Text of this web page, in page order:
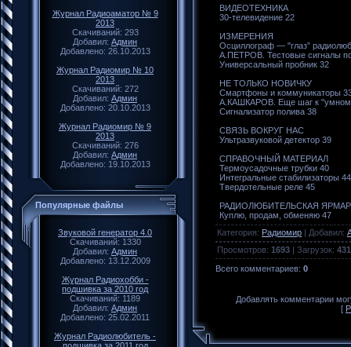
Журнал Радиоаматор № 9
2013
Скачиваний: 293
Добавил: Админ
Добавлено: 26.10.2013
Журнал Радиомир № 10
2013
Скачиваний: 272
Добавил: Админ
Добавлено: 20.10.2013
Журнал Радиомир № 9
2013
Скачиваний: 276
Добавил: Админ
Добавлено: 19.10.2013
Популярные файлы
Звуковой генератор 4.0
Скачиваний: 1330
Добавил: Админ
Добавлено: 13.12.2009
Журнал Радиохобби -
подшивка за 2010 год
Скачиваний: 1189
Добавил: Админ
Добавлено: 25.02.2011
Журнал Радиолюбитель -
ВИДЕОТЕХНИКА
30-телевидение 22
ИЗМЕРЕНИЯ
Осциллограф — "глаз”
А.ПЕТРОВ. Тестовые сигналы
Универсальный пробник 32
НЕ ТОЛЬКО НОВИЧКУ
Смартфоны и коммуникаторы
А.КАШКАРОВ. Еще шаг к
Сигнализатор полива 38
СВЯЗЬ ВОКРУГ НАС
Ультразвуковой детектор 39
СПРАВОЧНЫЙ МАТЕРИАЛ
Термоусадочные трубки 40
Интегральные стабилизаторы 44
Твердотельные реле 45
РАДИОЛЮБИТЕЛЬСКАЯ
Куплю, продам, обменяю 47
Категория: Радиомир | Добавил:
Просмотров: 1693 | Загрузок: 431
Всего комментариев: 0
Добавлять комментарии
[